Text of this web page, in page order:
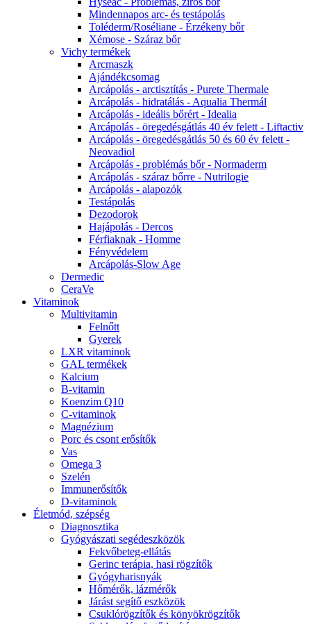
Mindennapos arc- és testápolás
Toléderm/Roséliane - Érzékeny bőr
Xémose - Száraz bőr
Vichy termékek
Arcmaszk
Ajándékcsomag
Arcápolás - arctisztítás - Purete Thermale
Arcápolás - hidratálás - Aqualia Thermál
Arcápolás - ideális bőrért - Idealia
Arcápolás - öregedésgátlás 40 év felett - Liftactiv
Arcápolás - öregedésgátlás 50 és 60 év felett -
Neovadiol
Arcápolás - problémás bőr - Normaderm
Arcápolás - száraz bőrre - Nutrilogie
Arcápolás - alapozók
Testápolás
Dezodorok
Hajápolás - Dercos
Férfiaknak - Homme
Fényvédelem
Arcápolás-Slow Age
Dermedic
CeraVe
Vitaminok
Multivitamin
Felnőtt
Gyerek
LXR vitaminok
GAL termékek
Kalcium
B-vitamin
Koenzim Q10
C-vitaminok
Magnézium
Porc és csont erősítők
Vas
Omega 3
Szelén
Immunerősítők
D-vitaminok
Életmód, szépség
Diagnosztika
Gyógyászati segédeszközök
Fekvőbeteg-ellátás
Gerinc terápia, hasi rögzítők
Gyógyharisnyák
Hőmérők, lázmérők
Járást segítő eszközök
Csuklórögzítők és könyökrögzítők